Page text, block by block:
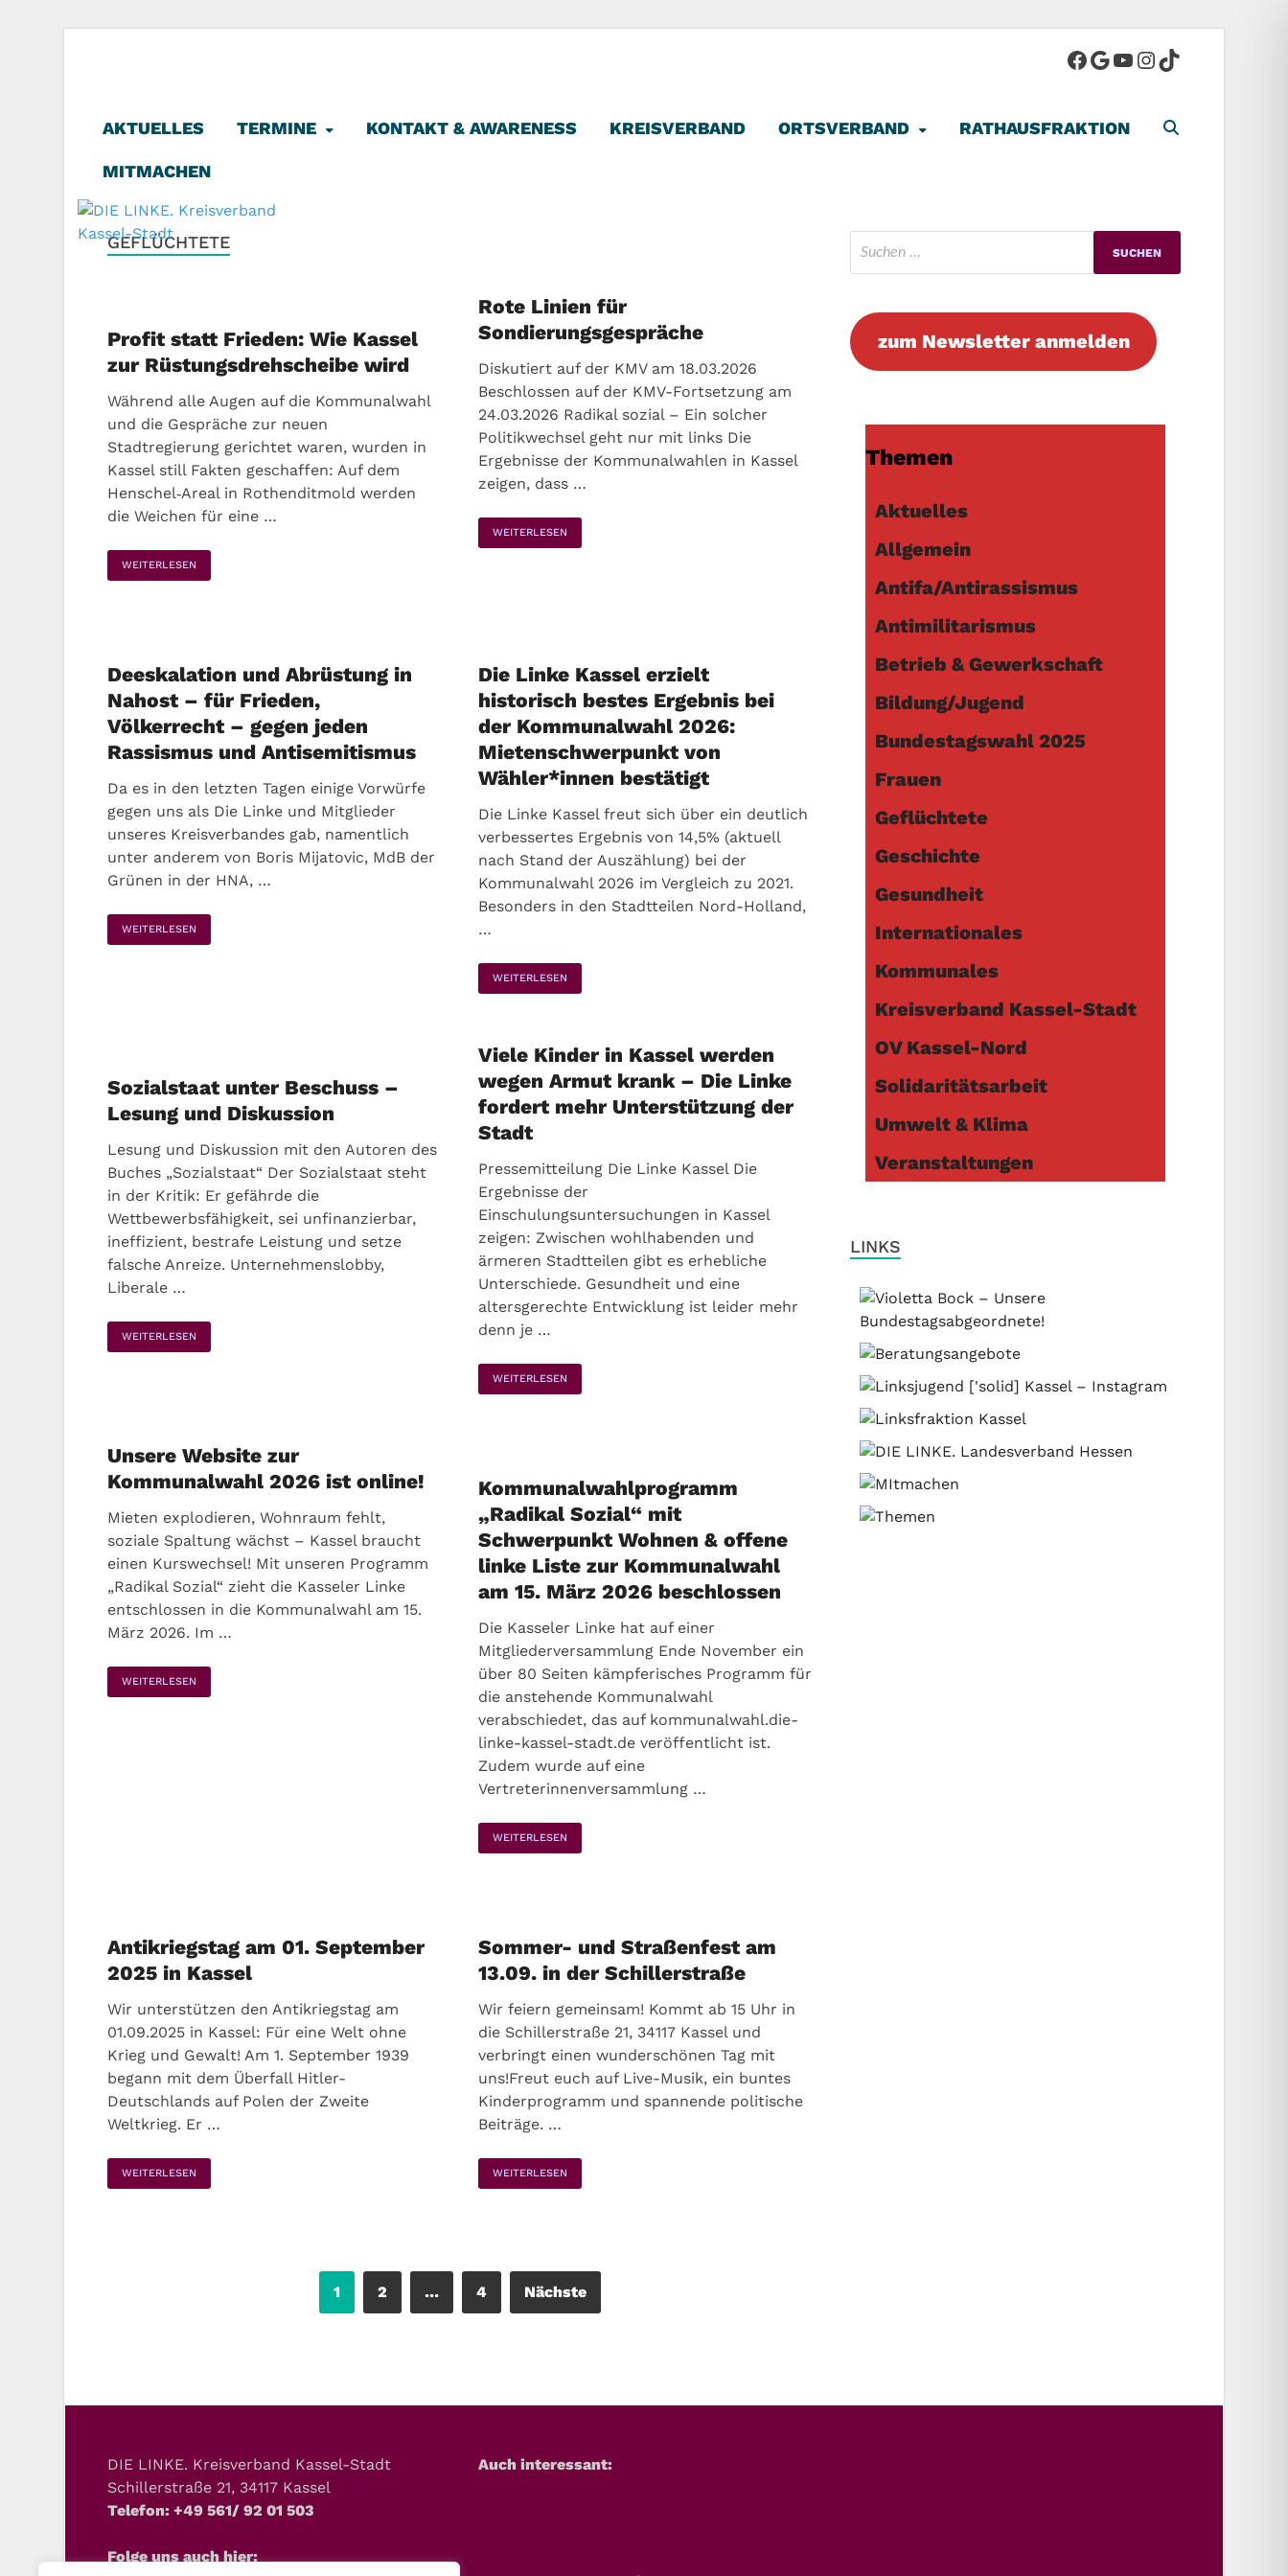
AKTUELLES TERMINE KONTAKT & AWARENESS KREISVERBAND ORTSVERBAND RATHAUSFRAKTION
MITMACHEN
GEFLÜCHTETE
Profit statt Frieden: Wie Kassel
zur Rüstungsdrehscheibe wird
Während alle Augen auf die Kommunalwahl
und die Gespräche zur neuen
Stadtregierung gerichtet waren, wurden in
Kassel still Fakten geschaffen: Auf dem
Henschel‑Areal in Rothenditmold werden
die Weichen für eine …
WEITERLESEN
Rote Linien für
Sondierungsgespräche
Diskutiert auf der KMV am 18.03.2026
Beschlossen auf der KMV-Fortsetzung am
24.03.2026 Radikal sozial – Ein solcher
Politikwechsel geht nur mit links Die
Ergebnisse der Kommunalwahlen in Kassel
zeigen, dass …
WEITERLESEN
Deeskalation und Abrüstung in
Nahost – für Frieden,
Völkerrecht – gegen jeden
Rassismus und Antisemitismus
Da es in den letzten Tagen einige Vorwürfe
gegen uns als Die Linke und Mitglieder
unseres Kreisverbandes gab, namentlich
unter anderem von Boris Mijatovic, MdB der
Grünen in der HNA, …
WEITERLESEN
Die Linke Kassel erzielt
historisch bestes Ergebnis bei
der Kommunalwahl 2026:
Mietenschwerpunkt von
Wähler*innen bestätigt
Die Linke Kassel freut sich über ein deutlich
verbessertes Ergebnis von 14,5% (aktuell
nach Stand der Auszählung) bei der
Kommunalwahl 2026 im Vergleich zu 2021.
Besonders in den Stadtteilen Nord-Holland,
…
WEITERLESEN
Sozialstaat unter Beschuss –
Lesung und Diskussion
Lesung und Diskussion mit den Autoren des
Buches „Sozialstaat“ Der Sozialstaat steht
in der Kritik: Er gefährde die
Wettbewerbsfähigkeit, sei unfinanzierbar,
ineffizient, bestrafe Leistung und setze
falsche Anreize. Unternehmenslobby,
Liberale …
WEITERLESEN
Viele Kinder in Kassel werden
wegen Armut krank – Die Linke
fordert mehr Unterstützung der
Stadt
Pressemitteilung Die Linke Kassel Die
Ergebnisse der
Einschulungsuntersuchungen in Kassel
zeigen: Zwischen wohlhabenden und
ärmeren Stadtteilen gibt es erhebliche
Unterschiede. Gesundheit und eine
altersgerechte Entwicklung ist leider mehr
denn je …
WEITERLESEN
Unsere Website zur
Kommunalwahl 2026 ist online!
Mieten explodieren, Wohnraum fehlt,
soziale Spaltung wächst – Kassel braucht
einen Kurswechsel! Mit unseren Programm
„Radikal Sozial“ zieht die Kasseler Linke
entschlossen in die Kommunalwahl am 15.
März 2026. Im …
WEITERLESEN
Kommunalwahlprogramm
„Radikal Sozial“ mit
Schwerpunkt Wohnen & offene
linke Liste zur Kommunalwahl
am 15. März 2026 beschlossen
Die Kasseler Linke hat auf einer
Mitgliederversammlung Ende November ein
über 80 Seiten kämpferisches Programm für
die anstehende Kommunalwahl
verabschiedet, das auf kommunalwahl.die-
linke-kassel-stadt.de veröffentlicht ist.
Zudem wurde auf eine
Vertreterinnenversammlung …
WEITERLESEN
Antikriegstag am 01. September
2025 in Kassel
Wir unterstützen den Antikriegstag am
01.09.2025 in Kassel: Für eine Welt ohne
Krieg und Gewalt! Am 1. September 1939
begann mit dem Überfall Hitler-
Deutschlands auf Polen der Zweite
Weltkrieg. Er …
WEITERLESEN
Sommer- und Straßenfest am
13.09. in der Schillerstraße
Wir feiern gemeinsam! Kommt ab 15 Uhr in
die Schillerstraße 21, 34117 Kassel und
verbringt einen wunderschönen Tag mit
uns!Freut euch auf Live-Musik, ein buntes
Kinderprogramm und spannende politische
Beiträge. …
WEITERLESEN
1 2 … 4 Nächste
zum Newsletter anmelden
Themen
Aktuelles
Allgemein
Antifa/Antirassismus
Antimilitarismus
Betrieb & Gewerkschaft
Bildung/Jugend
Bundestagswahl 2025
Frauen
Geflüchtete
Geschichte
Gesundheit
Internationales
Kommunales
Kreisverband Kassel-Stadt
OV Kassel-Nord
Solidaritätsarbeit
Umwelt & Klima
Veranstaltungen
LINKS
DIE LINKE. Kreisverband Kassel-Stadt
Schillerstraße 21, 34117 Kassel
Telefon: +49 561/ 92 01 503
Folge uns auch hier:
Auch interessant: